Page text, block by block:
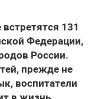
131
Федерации,
России.
прежде не
воспитатели